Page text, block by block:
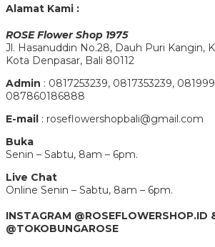
Alamat Kami :
ROSE Flower Shop 1975
Jl. Hasanuddin No.28, Dauh Puri Kangin,
Kota Denpasar, Bali 80112
Admin : 0817253239, 0817353239,
087860186888
E-mail : roseflowershopbali@gmail.com
Buka
Senin – Sabtu, 8am – 6pm.
Live Chat
Online Senin – Sabtu, 8am – 6pm.
INSTAGRAM @ROSEFLOWERSHOP.ID
@TOKOBUNGAROSE